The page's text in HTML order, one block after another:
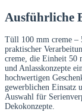
Ausführliche
Tüll 100 mm creme –
praktischer
creme, die Einheit 50
und Anlasskonzepte
hochwertigen
gewerblichen Einsatz
Auswahl für
Dekokonzepte.